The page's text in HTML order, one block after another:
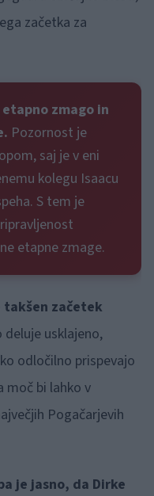
začetka za
zmago in
Pozornost je
saj je v eni
kolegu Isaacu
S tem je
etapne zmage.
takšen začetek
deluje usklajeno,
odločilno prispevajo
moč bi lahko v
Pogačarjevih
je jasno, da Dirke